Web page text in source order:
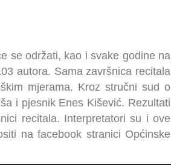
se održati, kao i svake godine na
autora. Sama završnica recitala
mjerama. Kroz stručni sud o
i pjesnik Enes Kišević. Rezultati
recitala. Interpretatori su i ove
na facebook stranici Općinske